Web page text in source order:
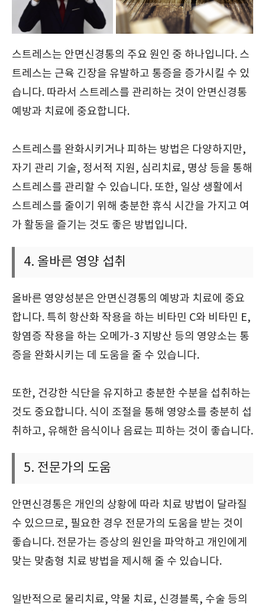
스트레스는 안면신경통의 주요 원인 중 하나입니다. 스
트레스는 근육 긴장을 유발하고 통증을 증가시킬 수 있
습니다. 따라서 스트레스를 관리하는 것이 안면신경통
예방과 치료에 중요합니다.
스트레스를 완화시키거나 피하는 방법은 다양하지만,
자기 관리 기술, 정서적 지원, 심리치료, 명상 등을 통해
스트레스를 관리할 수 있습니다. 또한, 일상 생활에서
스트레스를 줄이기 위해 충분한 휴식 시간을 가지고 여
가 활동을 즐기는 것도 좋은 방법입니다.
4. 올바른 영양 섭취
올바른 영양성분은 안면신경통의 예방과 치료에 중요
합니다. 특히 항산화 작용을 하는 비타민 C와 비타민 E,
항염증 작용을 하는 오메가-3 지방산 등의 영양소는 통
증을 완화시키는 데 도움을 줄 수 있습니다.
또한, 건강한 식단을 유지하고 충분한 수분을 섭취하는
것도 중요합니다. 식이 조절을 통해 영양소를 충분히 섭
취하고, 유해한 음식이나 음료는 피하는 것이 좋습니다.
5. 전문가의 도움
안면신경통은 개인의 상황에 따라 치료 방법이 달라질
수 있으므로, 필요한 경우 전문가의 도움을 받는 것이
좋습니다. 전문가는 증상의 원인을 파악하고 개인에게
맞는 맞춤형 치료 방법을 제시해 줄 수 있습니다.
일반적으로 물리치료, 약물 치료, 신경블록, 수술 등의